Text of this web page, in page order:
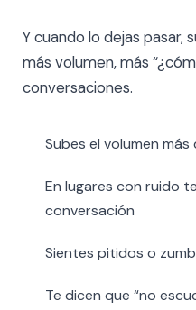
Y cuando lo dejas pasar,
más volumen, más
conversaciones.
Subes el volumen
En lugares con ruido
conversación
Sientes pitidos o
Te dicen que “no